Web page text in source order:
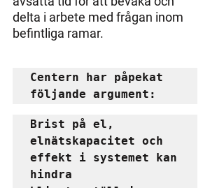
delta i arbete med frågan inom
befintliga ramar.
Centern har påpekat
följande argument:
Brist på el,
elnätskapacitet och
effekt i systemet kan
hindra